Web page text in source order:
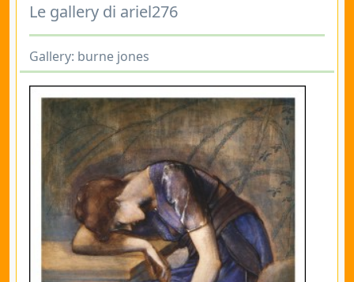
Le gallery di ariel276
Gallery: burne jones